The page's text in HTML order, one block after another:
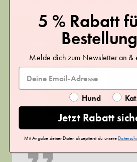
5 % Rabatt
Melde dich zum Newsletter an &
Hund
Jetzt Rabatt
Mit Angabe deiner Daten akzeptierst du unsere